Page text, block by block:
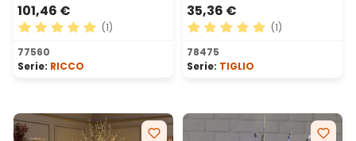
101,46 €
Valutazione media di 5 su 5 stelle
(1)
77560
Serie: RICCO
35,36 €
Valutazione media di 5 su
(1)
78475
Serie: TIGLIO